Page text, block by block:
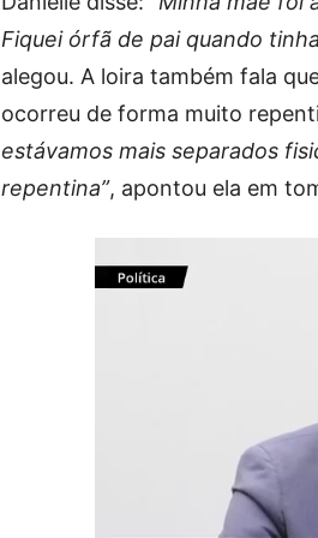
Fiquei órfã de pai quando
alegou. A loira também fala
ocorreu de forma muito
estávamos mais separados
repentina”, apontou ela em